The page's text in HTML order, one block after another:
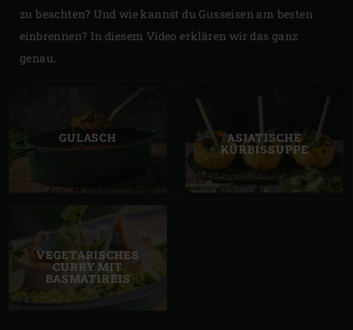
zu beachten? Und wie kannst du Gusseisen am besten
einbrennen? In diesem Video erklären wir das ganz
genau.
GULASCH ASIATISCHE
KÜRBISSUPPE
VEGETARISCHES
CURRY MIT
BASMATIREIS